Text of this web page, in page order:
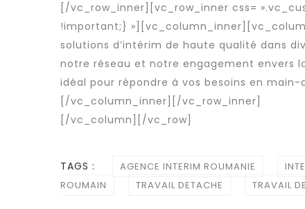
[/vc_row_inner][vc_row_inner css=
!important;}
solutions d’intérim de haute qualité dans
notre réseau et notre engagement envers
idéal pour répondre à vos besoins en main-
[/vc_column_inner][/vc_row_inner]
[/vc_column][/vc_row]
TAGS : AGENCE INTERIM ROUMANIE
ROUMAIN
TRAVAIL DETACHE TRAVAIL